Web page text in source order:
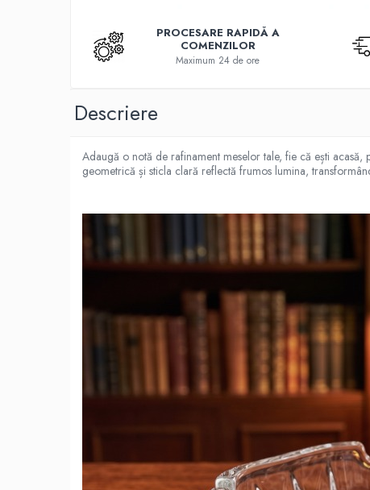
PROCESARE RAPIDĂ A
COMENZILOR
Maximum 24 de ore
Descriere
Adaugă o notă de rafinament meselor tale, fie că ești
geometrică și sticla clară reflectă frumos lumina,